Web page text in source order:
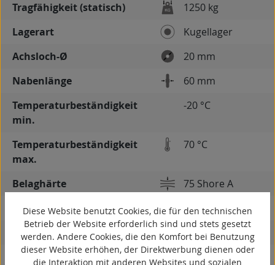
Tragfähigkeit (statisch)
1250 kg
Lagerart
Kugellager
Achsloch-Ø
20 mm
Nabenlänge
60 mm
Temperaturbeständigkeit
min.
-20 °C
Temperaturbeständigkeit
max.
70 °C
Belaghärte
75 Shore A
Gewicht
1 kg
spurlos
kontaktverfärbungsfrei
Diese Website benutzt Cookies, die für den technischen
Betrieb der Website erforderlich sind und stets gesetzt
werden. Andere Cookies, die den Komfort bei Benutzung
dieser Website erhöhen, der Direktwerbung dienen oder
die Interaktion mit anderen Websites und sozialen